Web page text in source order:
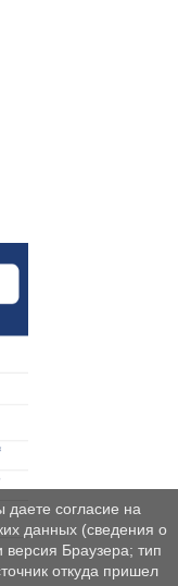
даете согласие на
данных (сведения о
Браузера; тип
откуда пришел